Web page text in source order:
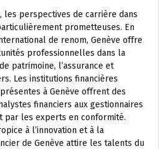
les perspectives de carrière dans
prometteuses. En
de renom, Genève offre
professionnelles dans la
patrimoine, l’assurance et
Les institutions financières
à Genève offrent des
financiers aux gestionnaires
par les experts en conformité.
à l’innovation et à la
de Genève attire les talents du